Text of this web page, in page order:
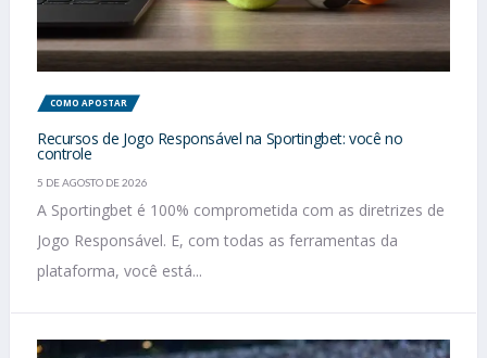
COMO APOSTAR
Recursos de Jogo Responsável na Sportingbet: você no
controle
5 DE AGOSTO DE 2026
A Sportingbet é 100% comprometida com as diretrizes de
Jogo Responsável. E, com todas as ferramentas da
plataforma, você está...